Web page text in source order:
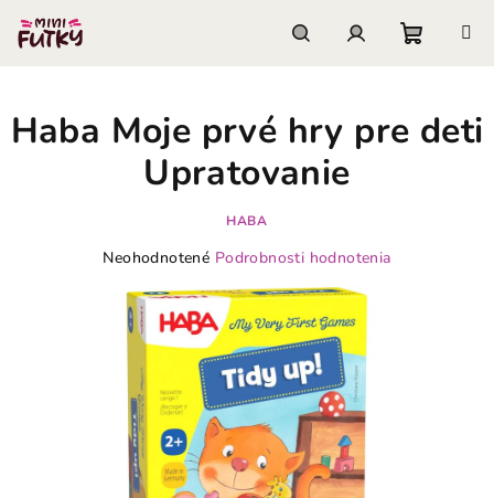
obsah
košík
Haba Moje prvé hry pre deti
Upratovanie
HABA
Priemerné
produktu
hviezdičiek.
Neohodnotené Podrobnosti hodnotenia